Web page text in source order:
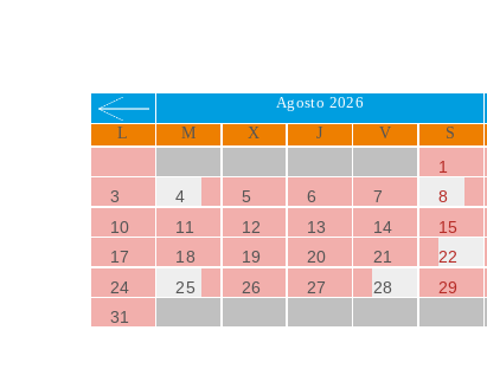
Agosto 2026
L M X J V S
1
3
4 5 6 7 8
10
11 12 13 14 15
17
18 19 20 21 22
24
25 26 27 28 29
31